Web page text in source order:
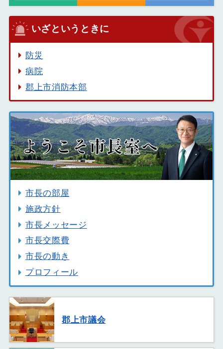
いざというときに
防災
病院
郡上市消防本部
市長の部屋
施政方針
市長メッセージ
市長交際費
市長の動き
プロフィール
郡上市議会